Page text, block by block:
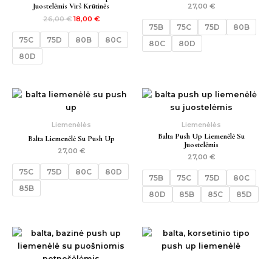
Juostelėmis Virš Krūtinės
26,00€ 18,00 €
75C 75D 80B
80C
80D
27,00 €
75B 75C 75D
80B
80C
80D
Liemenėlės
Balta Liemenėlė Su Push Up
27,00 €
75C 75D 80C
80D
85B
Liemenėlės
Balta Push Up Liemenėlė Su
Juostelėmis
27,00 €
75B 75C 75D
80C
80D
85B 85C 85D